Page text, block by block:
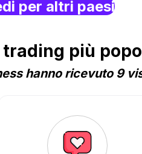
per altri paesi
più
hanno ricevuto 9